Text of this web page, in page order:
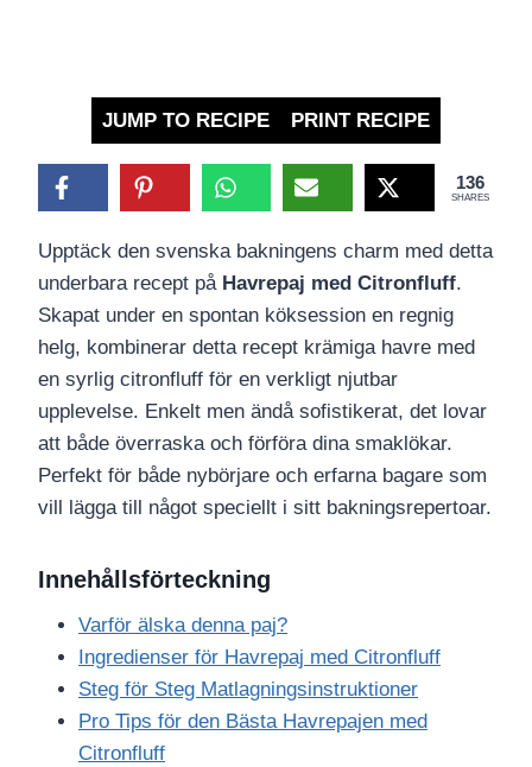
JUMP TO RECIPE PRINT RECIPE
136
SHARES
Upptäck den svenska bakningens charm med detta
underbara recept på Havrepaj med Citronfluff.
Skapat under en spontan köksession en regnig
helg, kombinerar detta recept krämiga havre med
en syrlig citronfluff för en verkligt njutbar
upplevelse. Enkelt men ändå sofistikerat, det lovar
att både överraska och förföra dina smaklökar.
Perfekt för både nybörjare och erfarna bagare som
vill lägga till något speciellt i sitt bakningsrepertoar.
Innehållsförteckning
Varför älska denna paj?
Ingredienser för Havrepaj med Citronfluff
Steg för Steg Matlagningsinstruktioner
Pro Tips för den Bästa Havrepajen med
Citronfluff